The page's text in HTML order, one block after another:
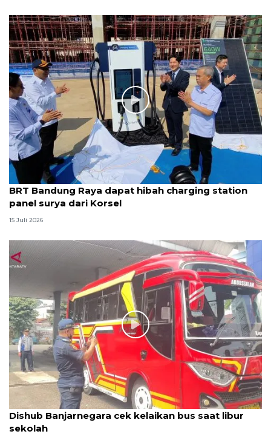
BRT Bandung Raya dapat hibah charging station
panel surya dari Korsel
15 Juli 2026
Dishub Banjarnegara cek kelaikan bus saat libur
sekolah